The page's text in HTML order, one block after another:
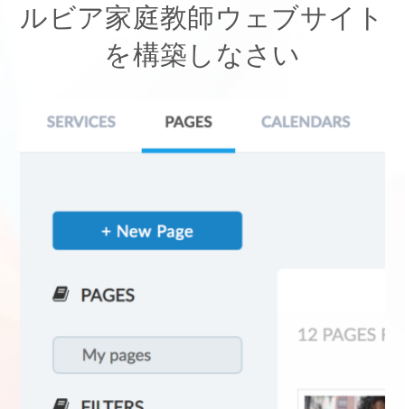
ルビア家庭教師ウェブサイト
を構築しなさい